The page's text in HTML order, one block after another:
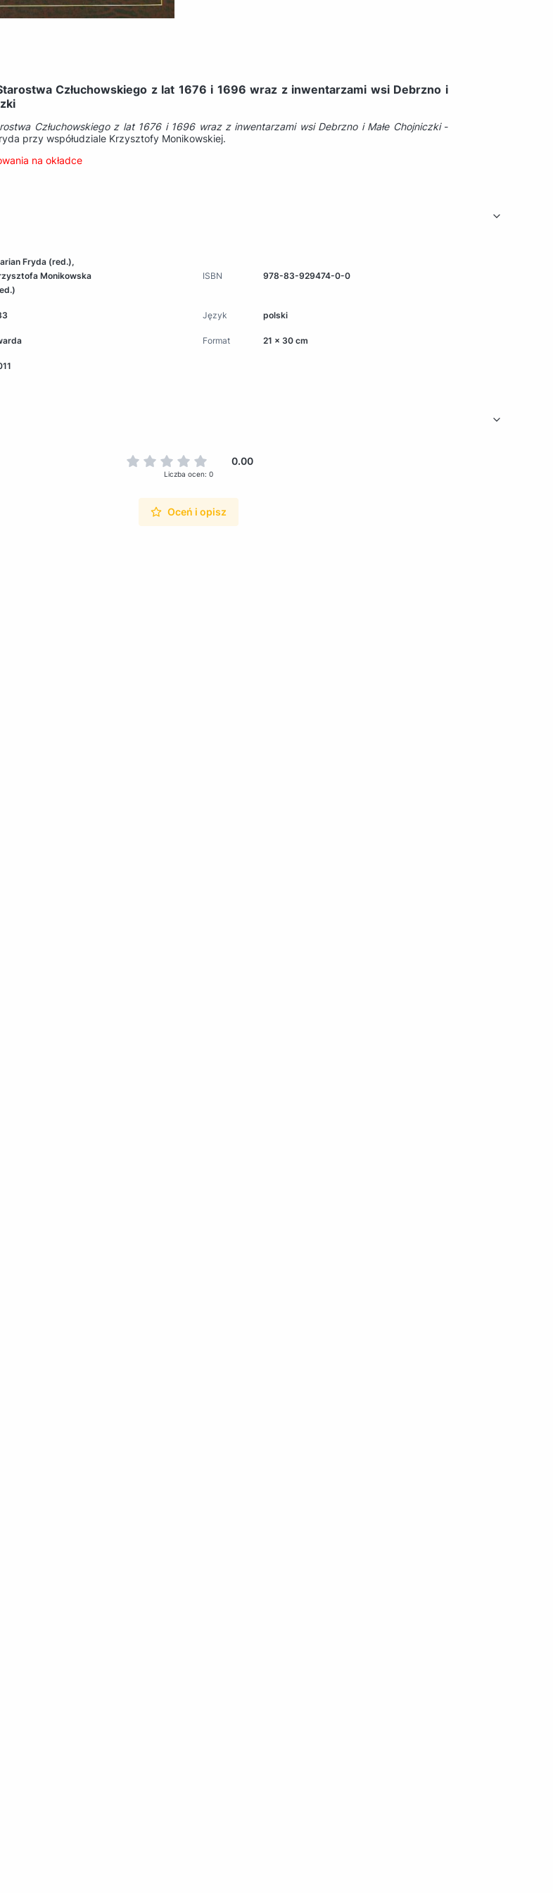
Człuchowskiego z lat 1676 i 1696 wraz z inwentarzami wsi Debrzno i
Człuchowskiego z lat 1676 i 1696 wraz z inwentarzami wsi Debrzno i Małe Chojniczki-
przy współudziale Krzysztofy Monikowskiej.
na okładce
Fryda (red.),
Monikowska
ISBN 978-83-929474-0-0
Język polski
Format 21 x 30 cm
0.00
Liczba ocen: 0
Oceń i opisz